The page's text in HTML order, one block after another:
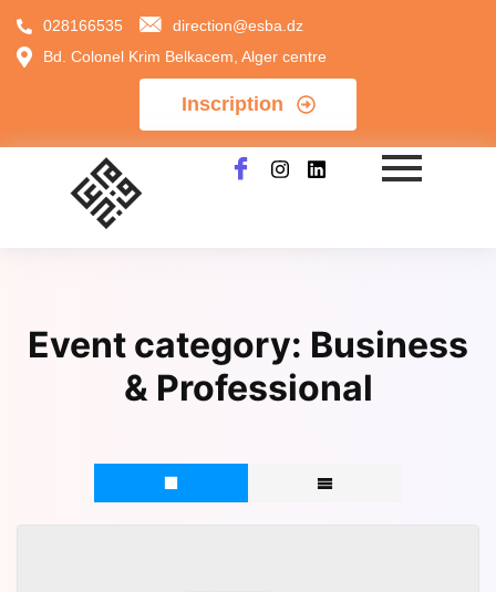
028166535
direction@esba.dz
Bd. Colonel Krim Belkacem, Alger centre
Inscription
Event category: Business
& Professional